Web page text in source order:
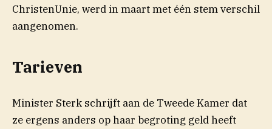
ChristenUnie, werd in maart met één stem verschil
aangenomen.
Tarieven
Minister Sterk schrijft aan de Tweede Kamer dat
ze ergens anders op haar begroting geld heeft